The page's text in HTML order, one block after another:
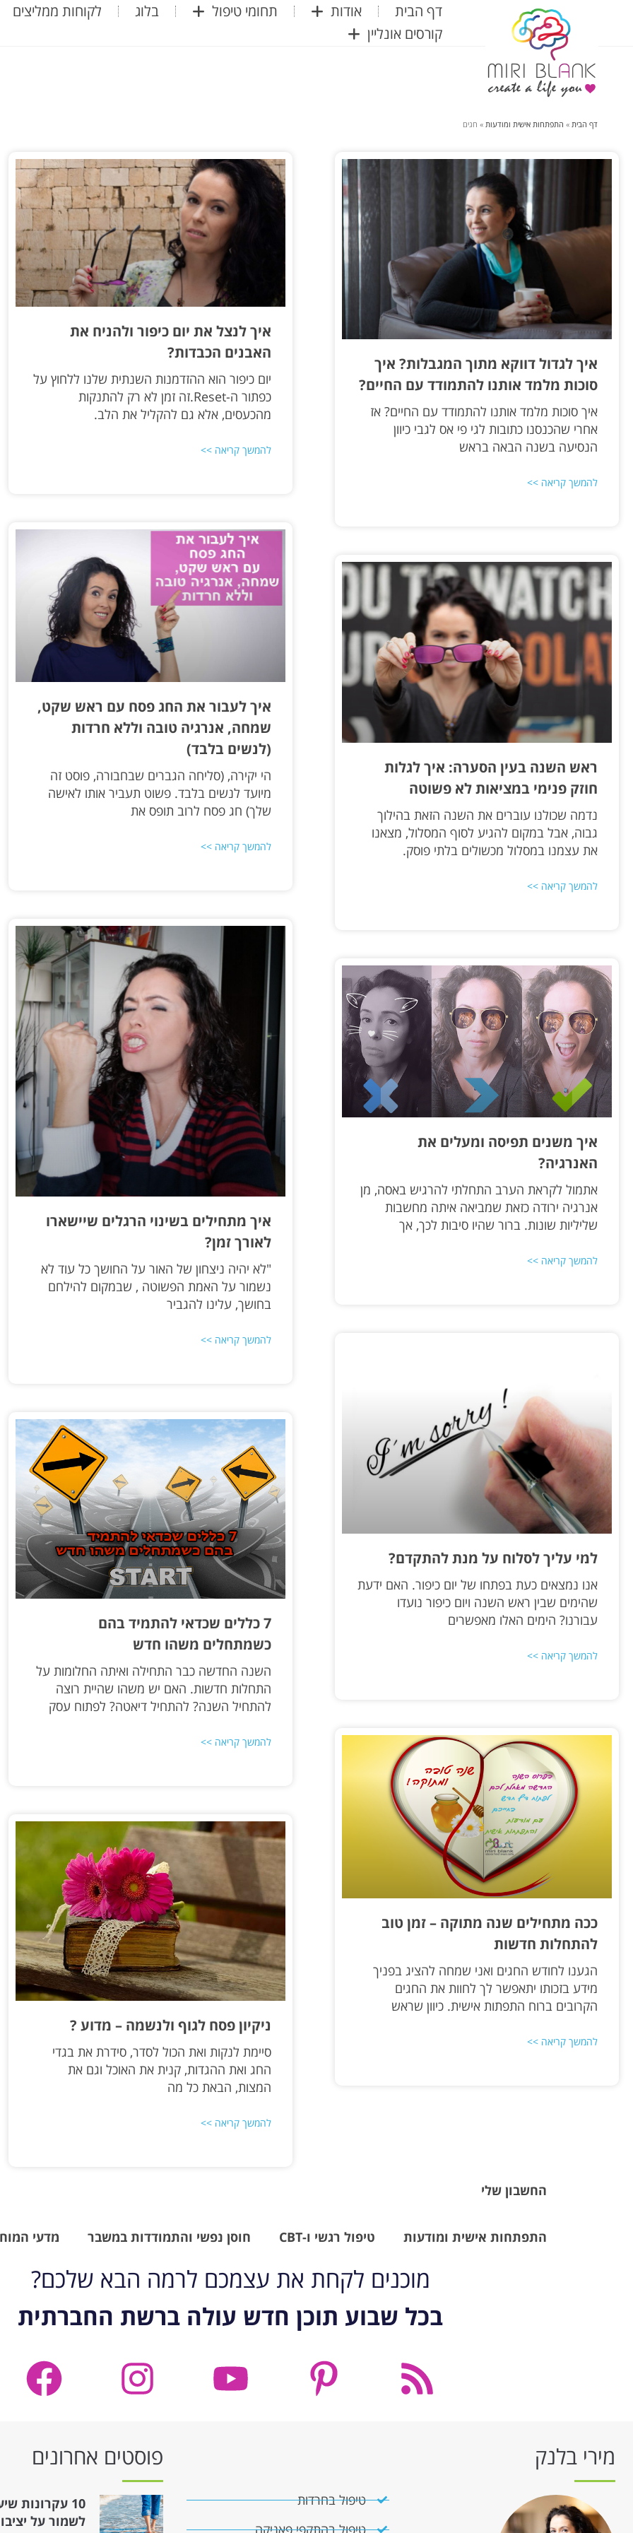
דף הבית אודות תחומי טיפול בלוג לקוחות ממליצים
קורסים אונליין
דף הבית » התפתחות אישית ומודעות » חגים
איך לגדול דווקא מתוך המגבלות? איך
סוכות מלמד אותנו להתמודד עם החיים?
איך סוכות מלמד אותנו להתמודד עם החיים? אז
אחרי שהכנסנו כתובות לגי פי אס לגבי כיוון
הנסיעה בשנה הבאה בראש
להמשך קריאה >>
איך לנצל את יום כיפור ולהניח את
האבנים הכבדות​?
יום כיפור הוא ההזדמנות השנתית שלנו ללחוץ על
כפתור ה-Reset.זה זמן לא רק להתנקות
מהכעסים, אלא גם להקליל את הלב.
להמשך קריאה >>
ראש השנה בעין הסערה: איך לגלות
חוזק פנימי במציאות לא פשוטה
נדמה שכולנו עוברים את השנה הזאת בהילוך
גבוה, אבל במקום להגיע לסוף המסלול, מצאנו
את עצמנו במסלול מכשולים בלתי פוסק.
להמשך קריאה >>
איך לעבור את החג פסח עם ראש שקט,
שמחה, אנרגיה טובה וללא חרדות
(לנשים בלבד)
הי יקירה, (סליחה הגברים שבחבורה, פוסט זה
מיועד לנשים בלבד. פשוט תעביר אותו לאישה
שלך) חג פסח לרוב תופס את
להמשך קריאה >>
איך משנים תפיסה ומעלים את
האנרגיה?
אתמול לקראת הערב התחלתי להרגיש באסה, מן
אנרגיה ירודה כזאת שמביאה איתה מחשבות
שליליות שונות. ברור שהיו סיבות לכך, אך
להמשך קריאה >>
איך מתחילים בשינוי הרגלים שיישארו
לאורך זמן?
"לא יהיה ניצחון של האור על החושך כל עוד לא
נשמור על האמת הפשוטה , שבמקום להילחם
בחושך, עלינו להגביר
להמשך קריאה >>
למי עליך לסלוח על מנת להתקדם?
אנו נמצאים כעת בפתחו של יום כיפור. האם ידעת
שהימים שבין ראש השנה ויום כיפור נועדו
עבורנו? הימים האלו מאפשרים
להמשך קריאה >>
7 כללים שכדאי להתמיד בהם
כשמתחלים משהו חדש
השנה החדשה כבר התחילה ואיתה החלומות על
התחלות חדשות. האם יש משהו שהיית רוצה
להתחיל השנה? להתחיל דיאטה? לפתוח עסק
להמשך קריאה >>
ככה מתחילים שנה מתוקה – זמן טוב
להתחלות חדשות
הגענו לחודש החגים ואני שמחה להציג בפניך
מידע בזכותו יתאפשר לך לחוות את החגים
הקרובים ברוח התפתות אישית. כיוון שראש
להמשך קריאה >>
ניקיון פסח לגוף ולנשמה – מדוע ?
סיימת לנקות ואת הכול לסדר, סידרת את בגדי
החג ואת ההגדות, קנית את האוכל וגם את
המצות, הבאת כל מה
להמשך קריאה >>
החשבון שלי
התפתחות אישית ומודעות טיפול רגשי ו-CBT חוסן נפשי והתמודדות במשבר מדעי המוח
מוכנים לקחת את עצמכם לרמה הבא שלכם?
בכל שבוע תוכן חדש עולה ברשת החברתית
מירי בלנק
טיפול בחרדות
טיפול בהתקפי פאניקה
פוסטים אחרונים
10 עקרונות
לשמור על